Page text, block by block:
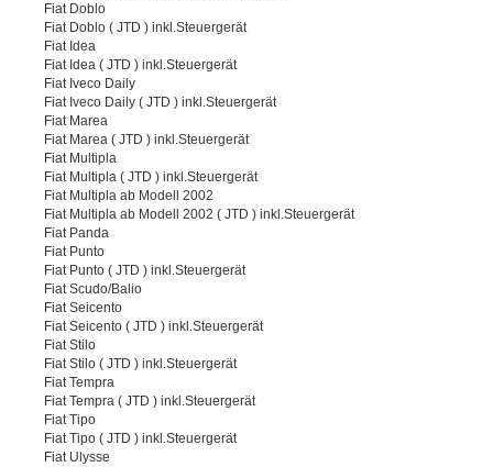
Fiat Doblo
Fiat Doblo ( JTD ) inkl.Steuergerät
Fiat Idea
Fiat Idea ( JTD ) inkl.Steuergerät
Fiat Iveco Daily
Fiat Iveco Daily ( JTD ) inkl.Steuergerät
Fiat Marea
Fiat Marea ( JTD ) inkl.Steuergerät
Fiat Multipla
Fiat Multipla ( JTD ) inkl.Steuergerät
Fiat Multipla ab Modell 2002
Fiat Multipla ab Modell 2002 ( JTD ) inkl.Steuergerät
Fiat Panda
Fiat Punto
Fiat Punto ( JTD ) inkl.Steuergerät
Fiat Scudo/Balio
Fiat Seicento
Fiat Seicento ( JTD ) inkl.Steuergerät
Fiat Stilo
Fiat Stilo ( JTD ) inkl.Steuergerät
Fiat Tempra
Fiat Tempra ( JTD ) inkl.Steuergerät
Fiat Tipo
Fiat Tipo ( JTD ) inkl.Steuergerät
Fiat Ulysse